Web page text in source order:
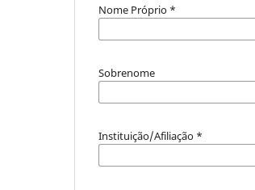
Nome Próprio *
Sobrenome
Instituição/Afiliação *